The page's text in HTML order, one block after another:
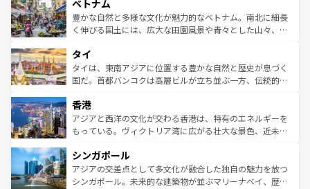
参照してほしい。
容にもいいと評判のスイーツなど、バラエティ豊かな料理
が味わえる。 なお、新着の台湾情報は コンテンツ一覧を参
照してほしい。
き、地方に足を延ばせば四季折々の自然美を楽しむことが
できる。そして、キムチや焼肉、絶品のストリートフード
まで、さまざまな韓国料理が待っている。夜には、韓国な
リティに包まれながら、韓国の多彩な魅力を心ゆくまで味
わってみてほしい。 なお、新着の韓国情報はコンテンツ一
覧を参照してほしい。
ベトナム
豊かな自然と多様な文化が魅力的なベトナム。南北に細長
く伸びる国土には、広大な田園風景や青々とした山々、世
急速な発展と共に伝統が息づく。ハノイの古い町並みやホ
ーチミン市のフランス統治時代の建物も、独特の雰囲気を
醸し出している。また、バラエティの豊かさとおいしさで
とつ。フォーやバインミー、ベトナムコーヒーなどは、ぜ
ひ現地で味わいたい。どの地域を訪れてもあたたかい人々
が旅行者を迎えてくれるので、きっと忘れられない旅にな
参照してほしい。
タイ
タイは、東南アジアに位置する豊かな自然と歴史が息づく
国だ。首都バンコクは高層ビルが立ち並ぶ一方、伝統的な
の活気が交差している。北部ではチェンマイなどの山岳地
帯で自然と触れ合い、南部ではプーケットやクラビの美し
いビーチでリゾート気分を楽しむことができる。タイ料理
激する。気候は一年中温暖で、どの季節にも異なる楽しみ
が待っている。親しみやすいタイの人々、仏教を中心とし
た文化、そして多様な観光資源が、訪れる旅人を魅了し続
香港
アジアと西洋の文化が交わる香港は、特有のエネルギーを
もっている。ヴィクトリア湾に広がる壮大な景色、近未来
み、どこを訪れても感動するはず。観光スポットが密集し
ており、効率よく見どころを回れるのも魅力。息をのむよ
うな絶景から文化的な体験まで、香港を存分に楽しみ尽く
シンガポール
アジアの交差点として多文化が融合した独自の魅力を放つ
シンガポール。未来的な建築物が並ぶマリーナベイ、歴史